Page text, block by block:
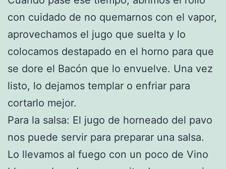
con cuidado de no quemarnos con el vapor,
aprovechamos el jugo que suelta y lo
colocamos destapado en el horno para que
se dore el Bacón que lo envuelve. Una vez
listo, lo dejamos templar o enfriar para
cortarlo mejor.
Para la salsa: El jugo de horneado del pavo
nos puede servir para preparar una salsa.
Lo llevamos al fuego con un poco de Vino